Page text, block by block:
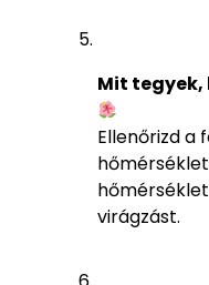
Mit tegyek,
Ellenőrizd a
virágzást.